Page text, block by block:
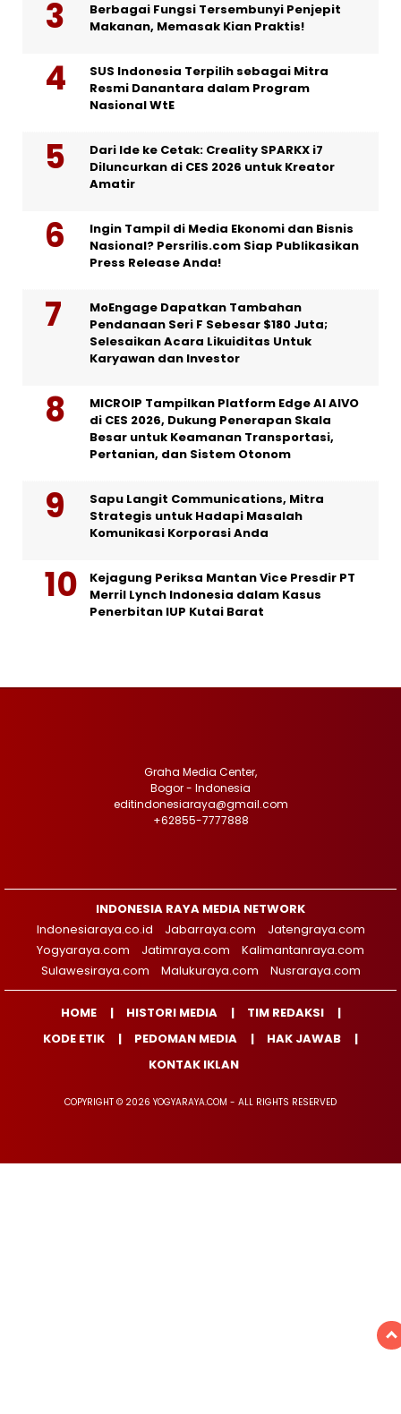
Berbagai Fungsi Tersembunyi Penjepit
Makanan, Memasak Kian Praktis!
SUS Indonesia Terpilih sebagai Mitra
Resmi Danantara dalam Program
Nasional WtE
Dari Ide ke Cetak: Creality SPARKX i7
Diluncurkan di CES 2026 untuk Kreator
Amatir
Ingin Tampil di Media Ekonomi dan Bisnis
Nasional? Persrilis.com Siap Publikasikan
Press Release Anda!
MoEngage Dapatkan Tambahan
Pendanaan Seri F Sebesar $180 Juta;
Selesaikan Acara Likuiditas Untuk
Karyawan dan Investor
MICROIP Tampilkan Platform Edge AI AIVO
di CES 2026, Dukung Penerapan Skala
Besar untuk Keamanan Transportasi,
Pertanian, dan Sistem Otonom
Sapu Langit Communications, Mitra
Strategis untuk Hadapi Masalah
Komunikasi Korporasi Anda
Kejagung Periksa Mantan Vice Presdir PT
Merril Lynch Indonesia dalam Kasus
Penerbitan IUP Kutai Barat
Graha Media Center,
Bogor - Indonesia
editindonesiaraya@gmail.com
+62855-7777888
INDONESIA RAYA MEDIA NETWORK
Indonesiaraya.co.id
Jabarraya.com
Jatengraya.com
Yogyaraya.com
Jatimraya.com
Kalimantanraya.com
Sulawesiraya.com
Malukuraya.com Nusraraya.com
HOME HISTORI MEDIA
TIM REDAKSI
KODE ETIK
PEDOMAN MEDIA
HAK JAWAB
KONTAK IKLAN
COPYRIGHT © 2026 YOGYARAYA.COM - ALL RIGHTS RESERVED